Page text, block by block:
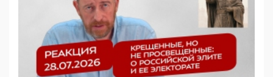
5G за счет здоровья граждан: Минцифры намерено
отобрать у регионов и муниципалитетов право
защищать жилые дома и социальные объекты от
05:58, 26 Мая 2026
Роскомнадзор освободили от борца с